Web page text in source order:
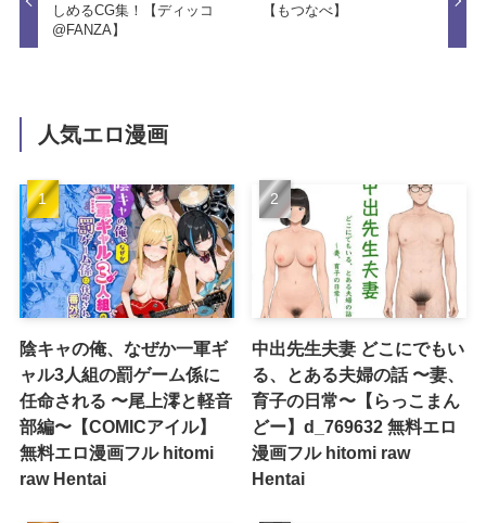
しめるCG集！【ディッコ
@FANZA】
【もつなべ】
人気エロ漫画
陰キャの俺、なぜか一軍ギ
ャル3人組の罰ゲーム係に
任命される 〜尾上澪と軽音
部編〜【COMICアイル】
無料エロ漫画フル hitomi
raw Hentai
中出先生夫妻 どこにでもい
る、とある夫婦の話 〜妻、
育子の日常〜【らっこまん
どー】d_769632 無料エロ
漫画フル hitomi raw
Hentai